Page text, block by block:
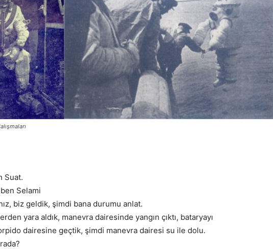
Suat.
Selami
biz geldik, şimdi bana durumu anlat.
yara aldık, manevra dairesinde yangın çıktı, bataryayı
dairesine geçtik, şimdi manevra dairesi su ile dolu.